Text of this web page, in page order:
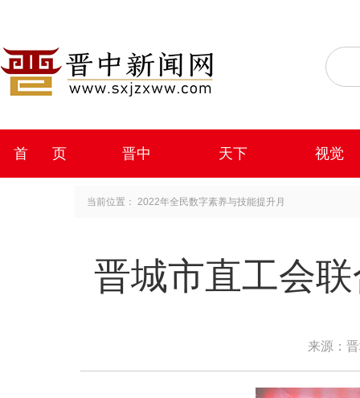
首 页 晋中 天下 视觉
当前位置： 2022年全民数字素养与技能提升月
晋城市直工会
来源：